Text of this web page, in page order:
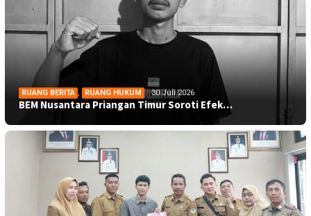
RUANG BERITA , RUANG HUKUM 30 Juli 2026
BEM Nusantara Priangan Timur Soroti Efek…